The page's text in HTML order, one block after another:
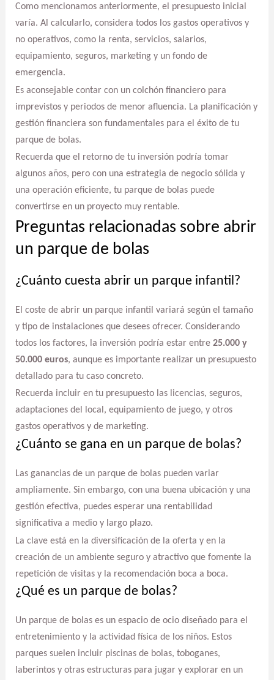
Como mencionamos anteriormente, el presupuesto inicial
varía. Al calcularlo, considera todos los gastos operativos y
no operativos, como la renta, servicios, salarios,
equipamiento, seguros, marketing y un fondo de
emergencia.
Es aconsejable contar con un colchón financiero para
imprevistos y periodos de menor afluencia. La planificación y
gestión financiera son fundamentales para el éxito de tu
parque de bolas.
Recuerda que el retorno de tu inversión podría tomar
algunos años, pero con una estrategia de negocio sólida y
una operación eficiente, tu parque de bolas puede
convertirse en un proyecto muy rentable.
Preguntas relacionadas sobre abrir
un parque de bolas
¿Cuánto cuesta abrir un parque infantil?
El coste de abrir un parque infantil variará según el tamaño
y tipo de instalaciones que desees ofrecer. Considerando
todos los factores, la inversión podría estar entre 25.000 y
50.000 euros, aunque es importante realizar un presupuesto
detallado para tu caso concreto.
Recuerda incluir en tu presupuesto las licencias, seguros,
adaptaciones del local, equipamiento de juego, y otros
gastos operativos y de marketing.
¿Cuánto se gana en un parque de bolas?
Las ganancias de un parque de bolas pueden variar
ampliamente. Sin embargo, con una buena ubicación y una
gestión efectiva, puedes esperar una rentabilidad
significativa a medio y largo plazo.
La clave está en la diversificación de la oferta y en la
creación de un ambiente seguro y atractivo que fomente la
repetición de visitas y la recomendación boca a boca.
¿Qué es un parque de bolas?
Un parque de bolas es un espacio de ocio diseñado para el
entretenimiento y la actividad física de los niños. Estos
parques suelen incluir piscinas de bolas, toboganes,
laberintos y otras estructuras para jugar y explorar en un